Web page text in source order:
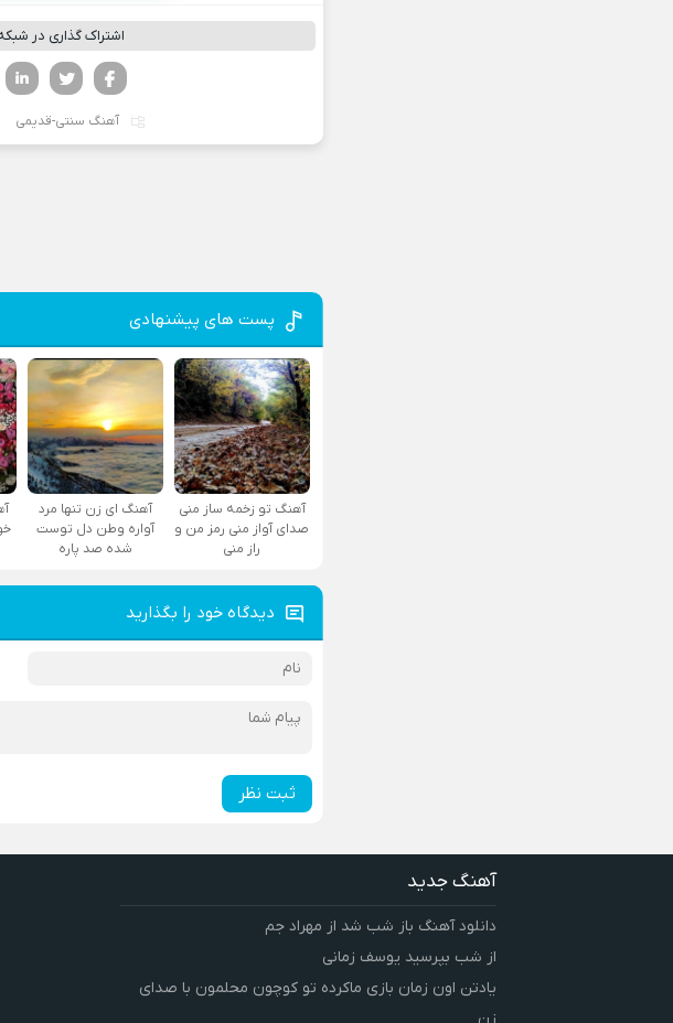
اشتراک گذاری در
آهنگ سنتی-قدیمی
پست های پیشنهادی
آهنگ تو زخمه ساز منی
صدای آواز منی رمز من و
راز منی
آهنگ ای زن تنها مرد
آواره وطن دل توست
شده صد پاره
دیدگاه خود را بگذارید
ثبت نظر
آهنگ جدید
دانلود آهنگ باز شب شد از مهراد جم
از شب بپرسید یوسف زمانی
یادتن اون زمان بازی ماکرده تو کوچون محلمون با صدای